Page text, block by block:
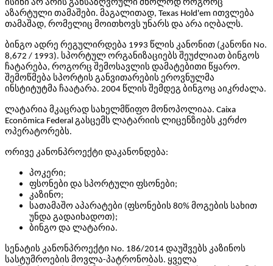
ისინი არ არის განსაზღვრული მხოლოდ როგორც
აზარტული თამაშები. მაგალითად, Texas Hold'em ითვლება
თამაშად, რომელიც მოითხოვს უნარს და არა იღბალს.
ბინგო ადრე რეგულირდება 1993 წლის კანონით (კანონი No.
8,672 / 1993). სპორტულ ორგანიზაციებს შეუძლიათ ბინგოს
ჩატარება, როგორც შემოსავლის დამატებითი წყარო.
შემოწმება სპორტის განვითარების ეროვნულმა
ინსტიტუტმა ჩაატარა. 2004 წლის შემდეგ ბინგოც აიკრძალა.
ლატარია მკაცრად სახელმწიფო მონოპოლიაა. Caixa
Econômica Federal გასცემს ლატარიის ლიცენზიებს კერძო
ოპერატორებს.
ორივე კანონპროექტი დაკანონდება:
პოკერი;
ფსონები და სპორტული ფსონები;
კაზინო;
სათამაშო აპარატები (ფსონების 80% მოგების სახით
უნდა გადაიხადოთ);
ბინგო და ლატარია.
სენატის კანონპროექტი No. 186/2014 დაუშვებს კაზინოს
სასტუმროების მოვლა-პატრონობას. ყველა